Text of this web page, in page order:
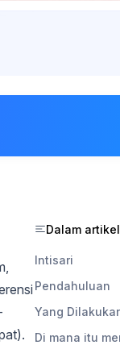
Dalam
Intisari
Pendahuluan
Yang
Di mana itu